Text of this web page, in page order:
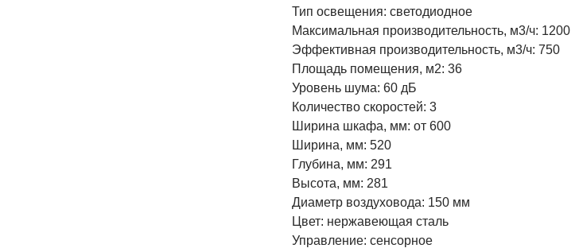
Тип освещения: светодиодное
Максимальная производительность, м3/ч: 1200
Эффективная производительность, м3/ч: 750
Площадь помещения, м2: 36
Уровень шума: 60 дБ
Количество скоростей: 3
Ширина шкафа, мм: от 600
Ширина, мм: 520
Глубина, мм: 291
Высота, мм: 281
Диаметр воздуховода: 150 мм
Цвет: нержавеющая сталь
Управление: сенсорное